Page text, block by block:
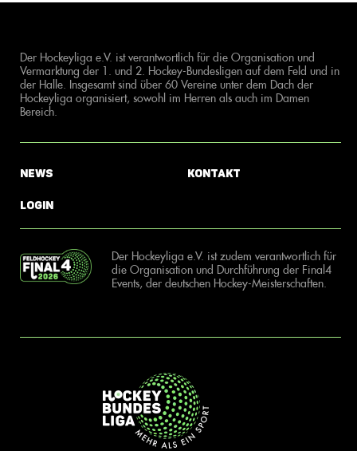
Der Hockeyliga e.V. ist verantwortlich für die Organisation und
Vermarktung der 1. und 2. Hockey-Bundesligen auf dem Feld und in
der Halle. Insgesamt sind über 60 Vereine unter dem Dach der
Hockeyliga organisiert, sowohl im Herren als auch im Damen
Bereich.
News
Login
Kontakt
Der Hockeyliga e.V. ist zudem verantwortlich für
die Organisation und Durchführung der Final4
Events, der deutschen Hockey-Meisterschaften.